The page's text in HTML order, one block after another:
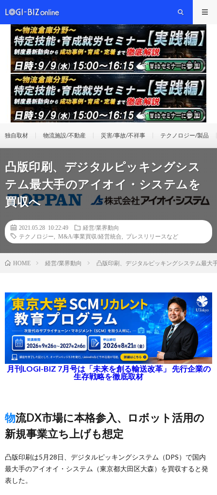
独自取材 物流施設/不動産 災害/事故/不祥事 テクノロジー/製品
凸版印刷、デジタルピッキングシス
テム最大手のアイオイ・システムを
買収へ
2021.05.28 10:22:49
経営/業界動向
テクノロジー
M&A/事業買収/経営統合 プレスリリースなど
HOME 経営/業界動向 凸版印刷、デジタルピッキングシステム最大
月刊LOGI-BIZ 7月号は「未来を創る輸送改革」 先行企業の
生存戦略を徹底取材
物流DX市場に本格参入、ロボット活用の
新規事業立ち上げも想定
凸版印刷は5月28日、デジタルピッキングシステム（DPS）で国内
最大手のアイオイ・システム（東京都大田区大森）を買収すると発
表した。